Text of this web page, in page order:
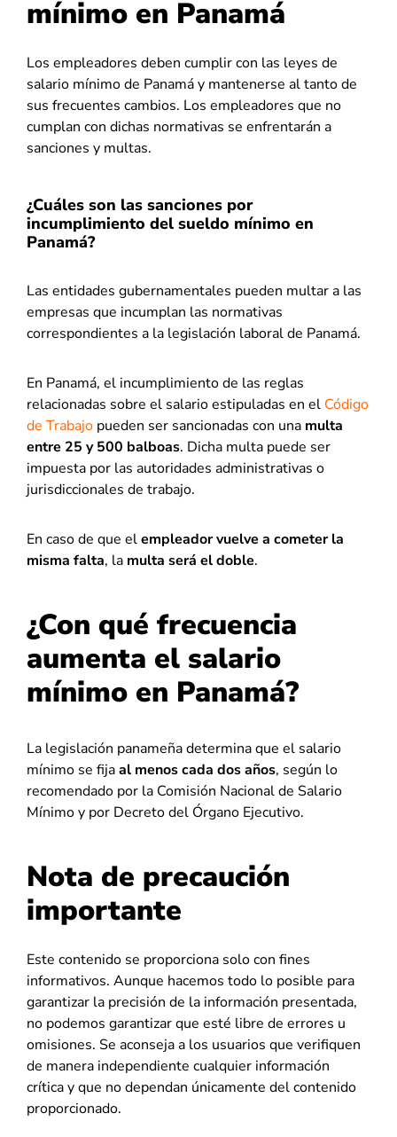
mínimo en Panamá
Los empleadores deben cumplir con las leyes de
salario mínimo de Panamá y mantenerse al tanto de
sus frecuentes cambios. Los empleadores que no
cumplan con dichas normativas se enfrentarán a
sanciones y multas.
¿Cuáles son las sanciones por
incumplimiento del sueldo mínimo en
Panamá?
Las entidades gubernamentales pueden multar a las
empresas que incumplan las normativas
correspondientes a la legislación laboral de Panamá.
En Panamá, el incumplimiento de las reglas
relacionadas sobre el salario estipuladas en el Código
de Trabajo pueden ser sancionadas con una multa
entre 25 y 500 balboas. Dicha multa puede ser
impuesta por las autoridades administrativas o
jurisdiccionales de trabajo.
En caso de que elempleador vuelve a cometer la
misma falta, la multa será el doble.
¿Con qué frecuencia
aumenta el salario
mínimo en Panamá?
La legislación panameña determina que el salario
mínimo se fijaal menos cada dos años, según lo
recomendado por la Comisión Nacional de Salario
Mínimo y por Decreto del Órgano Ejecutivo.
Nota de precaución
importante
Este contenido se proporciona solo con fines
informativos. Aunque hacemos todo lo posible para
garantizar la precisión de la información presentada,
no podemos garantizar que esté libre de errores u
omisiones. Se aconseja a los usuarios que verifiquen
de manera independiente cualquier información
crítica y que no dependan únicamente del contenido
proporcionado.